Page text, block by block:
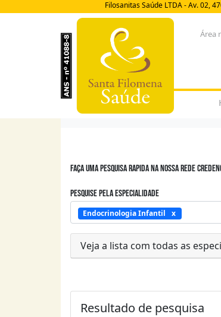
Filosanitas Saúde LTDA - Av. 02,
Área
Faça uma pesquisa rapida na nossa rede
Pesquise pela especialidade
Endocrinologia Infantil
Veja a lista com todas as
Resultado de pesquisa